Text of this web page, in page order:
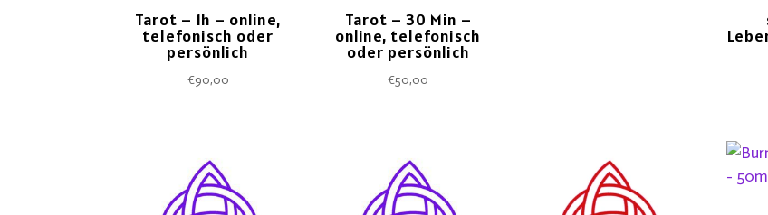
Tarot – 1h – online,
telefonisch oder
persönlich
€90,00
Tarot – 30 Min –
online, telefonisch
oder persönlich
€50,00